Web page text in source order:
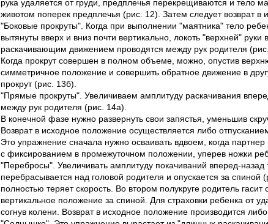
рука удаляется от груди, предплечья перекрещиваются и тело
животом поперек предплечья (рис. 12). Затем следует возврат в
"Боковые прокруты". Когда при выполнении "маятника" тело
вытянуты вверх и вниз почти вертикально, локоть "верхней"
раскачивающим движением проводятся между рук родителя
Когда прокрут совершен в полном объеме, можно, опустив
симметричное положение и совершить обратное движение в
прокрут (рис. 13б).
"Прямые прокруты". Увеличиваем амплитуду раскачивания
между рук родителя (рис. 14а).
В конечной фазе нужно развернуть свои запястья, уменьшив
Возврат в исходное положение осуществляется либо
Это упражнение сначала нужно осваивать вдвоем, когда
с фиксированием в промежуточном положении, уперев ножки
"Перебросы". Увеличивать амплитуду покачиваний вперед-
перебрасывается над головой родителя и опускается за
полностью теряет скорость. Во втором полукруге родитель
вертикальное положение за спиной. Для страховки ребенка от
согнув колени. Возврат в исходное положение производится